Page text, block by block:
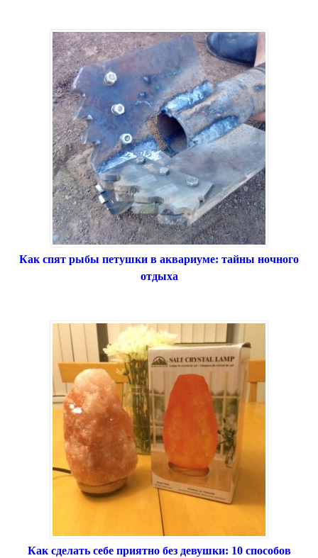
Как спят рыбы петушки в аквариуме: тайны ночного
отдыха
Как сделать себе приятно без девушки: 10 способов